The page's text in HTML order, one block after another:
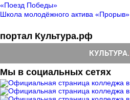
«Поезд Победы»
Школа молодёжного актива «Прорыв»
портал Культура.рф
Мы в социальных сетях